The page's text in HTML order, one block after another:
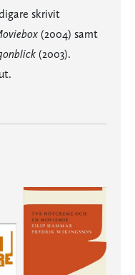
skrivit
(2004) samt
(2003).